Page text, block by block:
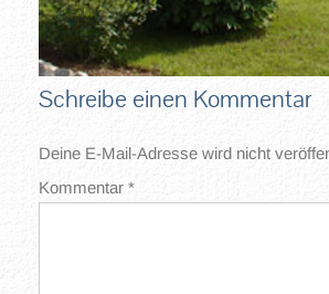
Schreibe einen Kommentar
Deine E-Mail-Adresse wird nicht
Kommentar *